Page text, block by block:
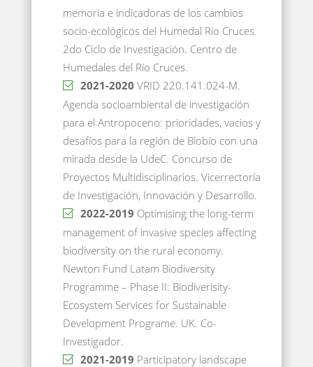
memoria e indicadoras de los cambios
socio-ecológicos del Humedal Río Cruces.
2do Ciclo de Investigación. Centro de
Humedales del Río Cruces.
2021-2020 VRID 220.141.024-M.
Agenda socioambiental de investigación
para el Antropoceno: prioridades, vacios y
desafíos para la región de Biobío con una
mirada desde la UdeC. Concurso de
Proyectos Multidisciplinarios. Vicerrectoría
de Investigación, Innovación y Desarrollo.
2022-2019 Optimising the long-term
management of invasive species affecting
biodiversity on the rural economy.
Newton Fund Latam Biodiversity
Programme – Phase II: Biodiverisity-
Ecosystem Services for Sustainable
Development Programe. UK. Co-
Investigador.
2021-2019 Participatory landscape